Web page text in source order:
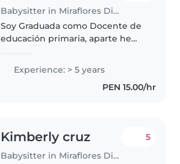
Babysitter in Miraflores District
Soy Graduada como Docente de
educación primaria, aparte he
desde el año 2017 trabajando con
varias familias con el apoyo y
cuidado de sus hij@s, cuento..
Experience: > 5 years
PEN 15.00/hr
Kimberly cruz
Babysitter in Miraflores District
5